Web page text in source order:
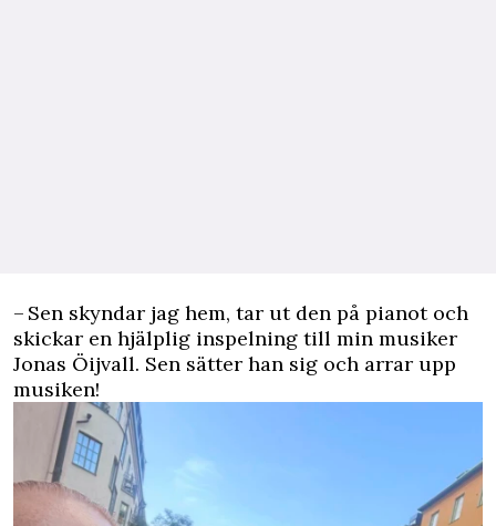
– Sen skyndar jag hem, tar ut den på pianot och
skickar en hjälplig inspelning till min musiker
Jonas Öijvall. Sen sätter han sig och arrar upp
musiken!